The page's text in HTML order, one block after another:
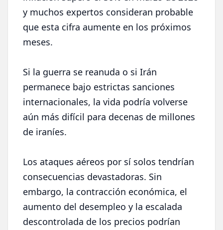
y muchos expertos consideran probable
que esta cifra aumente en los próximos
meses.
Si la guerra se reanuda o si Irán
permanece bajo estrictas sanciones
internacionales, la vida podría volverse
aún más difícil para decenas de millones
de iraníes.
Los ataques aéreos por sí solos tendrían
consecuencias devastadoras. Sin
embargo, la contracción económica, el
aumento del desempleo y la escalada
descontrolada de los precios podrían